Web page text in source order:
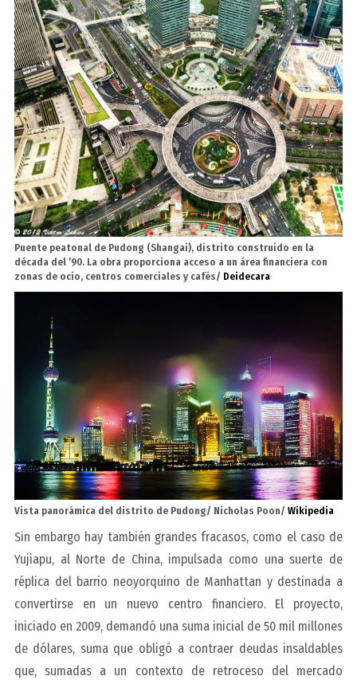
Puente peatonal de Pudong (Shangai), distrito construido en la
década del ’90. La obra proporciona acceso a un área financiera con
zonas de ocio, centros comerciales y cafés/ Deidecara
Vista panorámica del distrito de Pudong/ Nicholas Poon/ Wikipedia
Sin embargo hay también grandes fracasos, como el caso de
Yujiapu, al Norte de China, impulsada como una suerte de
réplica del barrio neoyorquino de Manhattan y destinada a
convertirse en un nuevo centro financiero. El proyecto,
iniciado en 2009, demandó una suma inicial de 50 mil millones
de dólares, suma que obligó a contraer deudas insaldables
que, sumadas a un contexto de retroceso del mercado